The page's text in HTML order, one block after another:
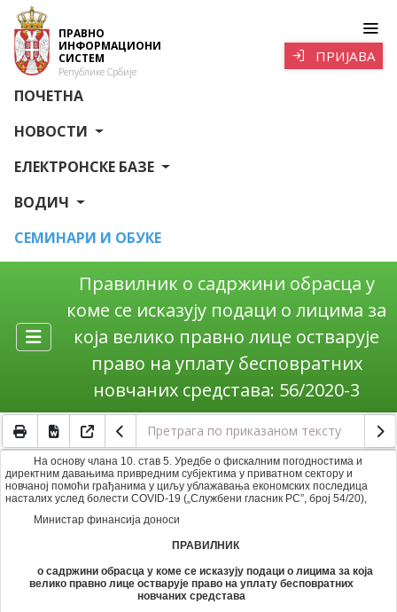
ПРАВНО
ИНФОРМАЦИОНИ
СИСТЕМ
Републике Србије
ПРИЈАВА
ПОЧЕТНА
НОВОСТИ
ЕЛЕКТРОНСКЕ БАЗЕ
ВОДИЧ
СЕМИНАРИ И ОБУКЕ
Правилник о садржини обрасца у
коме се исказују подаци о лицима за
која велико правно лице остварује
право на уплату бесповратних
новчаних средстава: 56/2020-3
На основу члана 10. став 5. Уредбе о фискалним погодностима и
директним давањима привредним субјектима у приватном сектору и
новчаној помоћи грађанима у циљу ублажавања економских последица
насталих услед болести COVID-19 („Службени гласник РС”, број 54/20),
Министар финансија доноси
ПРАВИЛНИК
о садржини обрасца у коме се исказују подаци о лицима за која
велико правно лице остварује право на уплату бесповратних
новчаних средстава